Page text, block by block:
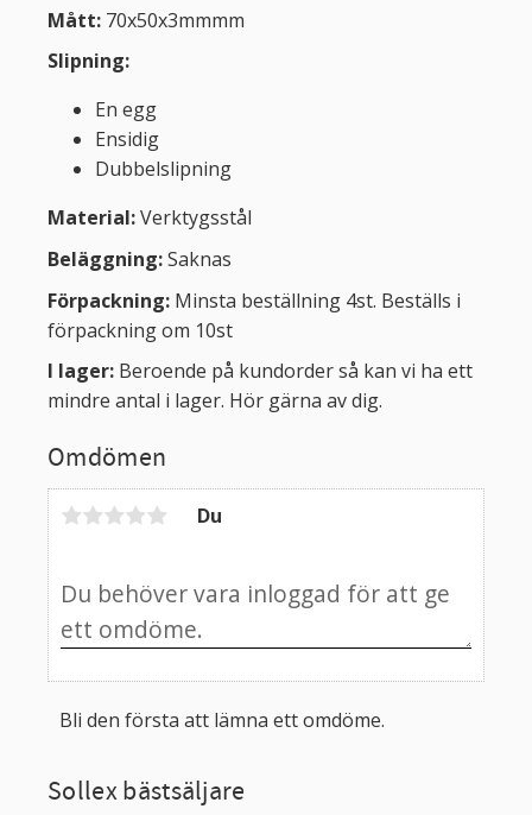
Mått: 70x50x3mmmm
Slipning:
En egg
Ensidig
Dubbelslipning
Material:Verktygsstål
Beläggning:Saknas
Förpackning: Minsta beställning 4st. Beställs i
förpackning om 10st
I lager: Beroende på kundorder så kan vi ha ett
mindre antal i lager. Hör gärna av dig.
Omdömen
Du
Bli den första att lämna ett omdöme.
Sollex bästsäljare